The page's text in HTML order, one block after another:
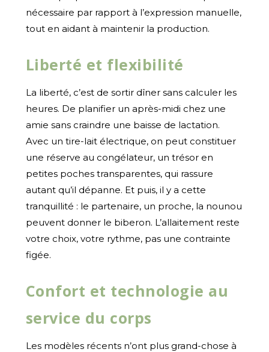
nécessaire par rapport à l’expression manuelle,
tout en aidant à maintenir la production.
Liberté et flexibilité
La liberté, c’est de sortir dîner sans calculer les
heures. De planifier un après-midi chez une
amie sans craindre une baisse de lactation.
Avec un tire-lait électrique, on peut constituer
une réserve au congélateur, un trésor en
petites poches transparentes, qui rassure
autant qu’il dépanne. Et puis, il y a cette
tranquillité : le partenaire, un proche, la nounou
peuvent donner le biberon. L’allaitement reste
votre choix, votre rythme, pas une contrainte
figée.
Confort et technologie au
service du corps
Les modèles récents n’ont plus grand-chose à